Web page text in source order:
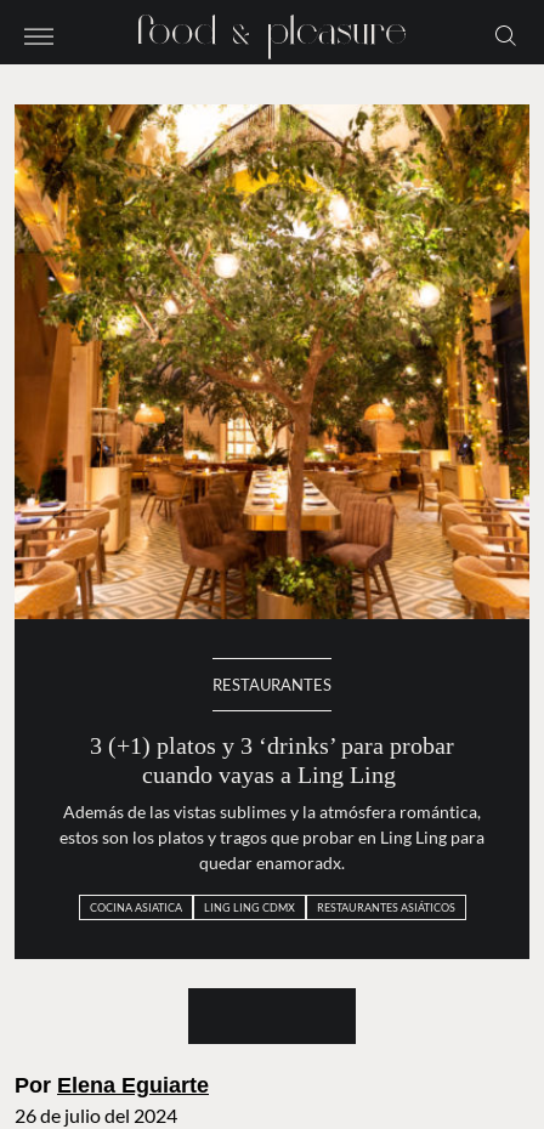
RESTAURANTES
3 (+1) platos y 3 ‘drinks’ para
probar cuando vayas a Ling Ling
Además de las vistas sublimes y la atmósfera romántica,
estos son los platos y tragos que probar en Ling Ling para
quedar enamoradx.
COCINA ASIATICA LING LING CDMX RESTAURANTES ASIÁTICOS
Por Elena Eguiarte
26 de julio del 2024